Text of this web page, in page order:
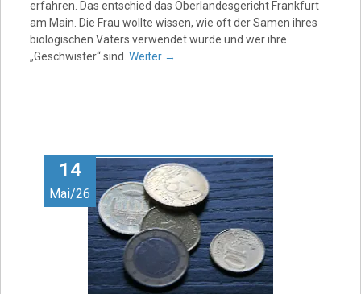
erfahren. Das entschied das Oberlandesgericht Frankfurt
am Main. Die Frau wollte wissen, wie oft der Samen ihres
biologischen Vaters verwendet wurde und wer ihre
„Geschwister“ sind. Weiter →
14
Mai/26